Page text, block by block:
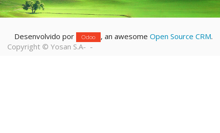
Desenvolvido por Odoo , an awesome Open Source CRM.
Copyright © Yosan S.A- -